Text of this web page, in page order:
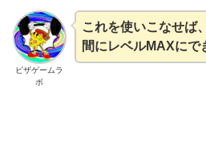
ピザゲームラ
ボ
これを使いこなせば
間にレベルMAXにで